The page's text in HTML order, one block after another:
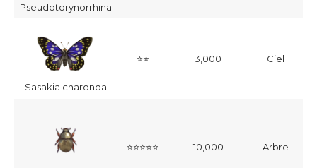
Pseudotorynorrhina
Sasakia charonda
⭐⭐ 3,000 Ciel
⭐⭐⭐⭐⭐ 10,000 Arbre